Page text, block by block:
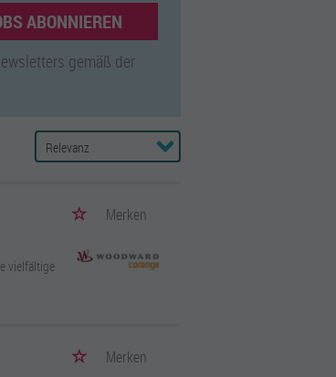
ABONNIEREN
gemäß der
Merken
vielfältige
Merken